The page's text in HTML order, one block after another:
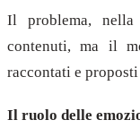
Il problema,
contenuti, ma il
raccontati e proposti
Il ruolo delle